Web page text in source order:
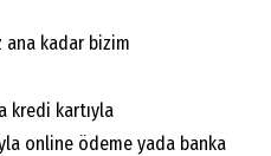
ana kadar bizim
kredi kartıyla
online ödeme yada banka